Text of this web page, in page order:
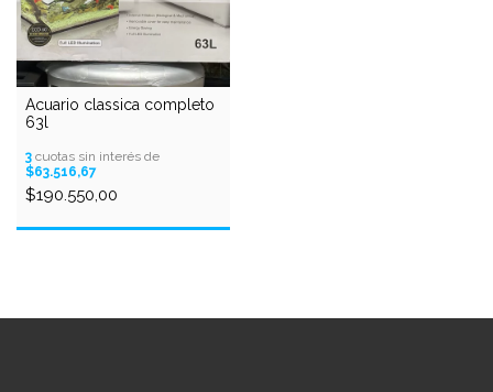
Acuario classica completo
63l
3 cuotas sin interés de
$63.516,67
$190.550,00